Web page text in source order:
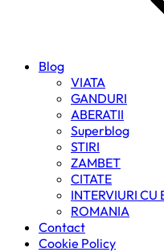
Blog
VIATA
GANDURI
ABERATII
Superblog
STIRI
ZAMBET
CITATE
INTERVIURI CU
ROMANIA
Contact
Cookie Policy